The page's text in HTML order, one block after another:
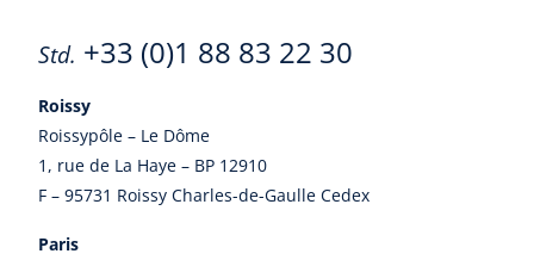
Std. +33 (0)1 88 83 22 30
Roissy
Roissypôle – Le Dôme
1, rue de La Haye – BP 12910
F – 95731 Roissy Charles-de-Gaulle Cedex
Paris